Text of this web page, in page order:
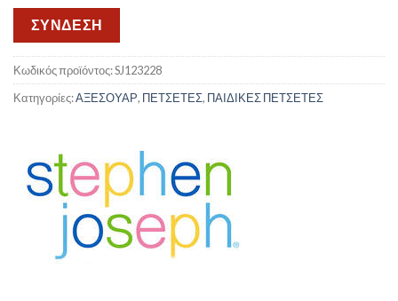
ΣΥΝΔΕΣΗ
Κωδικός προϊόντος:SJ123228
Κατηγορίες:ΑΞΕΣΟΥΑΡ, ΠΕΤΣΕΤΕΣ, ΠΑΙΔΙΚΕΣ ΠΕΤΣΕΤΕΣ